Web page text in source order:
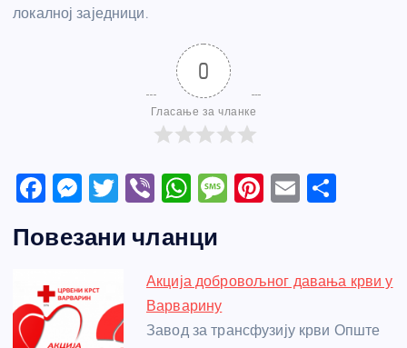
локалној заједници.
0
Гласање за чланке
F
c
b
o
M
ss
n
g
T
itt
Vi
er
W
at
s
A
p
M
a
e
Pi
e
E
e
Повезани чланци
Акција добровољног давања крви у
Варварину
Завод за трансфузију крви Опште